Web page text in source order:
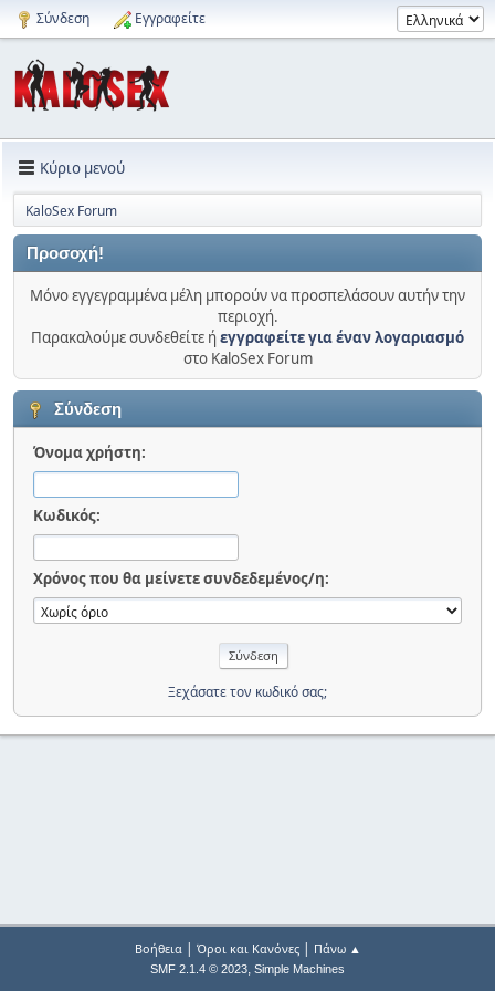
Σύνδεση Εγγραφείτε
Κύριο μενού
KaloSex Forum
Προσοχή!
Μόνο εγγεγραμμένα μέλη μπορούν να προσπελάσουν αυτήν την
περιοχή.
Παρακαλούμε συνδεθείτε ήεγγραφείτε για έναν λογαριασμό
στο KaloSex Forum
Σύνδεση
Όνομα χρήστη:
Κωδικός:
Χρόνος που θα μείνετε συνδεδεμένος/η:
Ξεχάσατε τον κωδικό σας;
Βοήθεια| Όροι και Κανόνες| Πάνω ▲
SMF 2.1.4 © 2023, Simple Machines